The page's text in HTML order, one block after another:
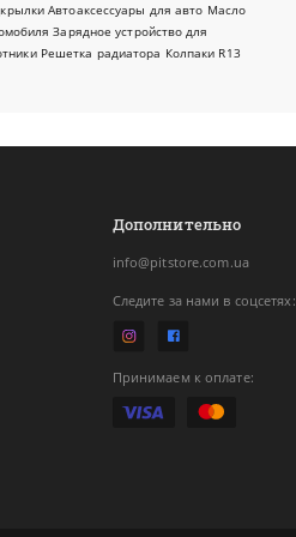
Автоаксессуары для авто Масло
Зарядное устройство для
Решетка радиатора Колпаки R13
Дополнительно
info@pitstore.com.ua
Следите за нами в соцсетях:
Принимаем к оплате: